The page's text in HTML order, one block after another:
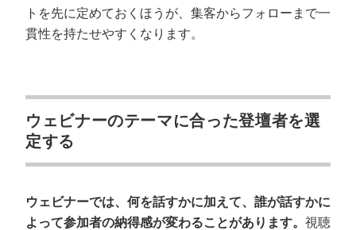
トを先に定めておくほうが、集客からフォローまで一
貫性を持たせやすくなります。
ウェビナーのテーマに合った登壇者を選
定する
ウェビナーでは、何を話すかに加えて、誰が話すかに
よって参加者の納得感が変わることがあります。 視聴